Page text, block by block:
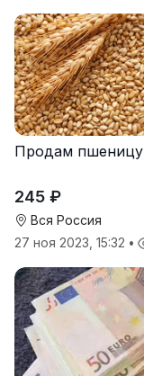
Продам пшеницу
245 ₽
Вся Россия
27 ноя 2023, 15:32 •